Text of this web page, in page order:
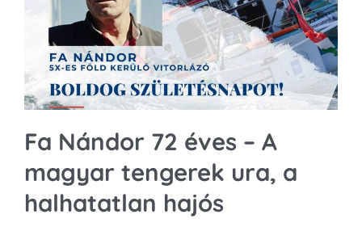
Kapcsolat
SEARCH
FOR:
Fa Nándor 72 éves – A
magyar tengerek ura, a
halhatatlan hajós